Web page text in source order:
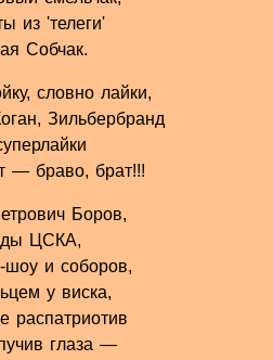
из 'телеги'
Собчак.
словно лайки,
Зильбербранд
— браво, брат!!!
Боров,
ЦСКА,
шоу и соборов,
у виска,
распатриотив
глаза —